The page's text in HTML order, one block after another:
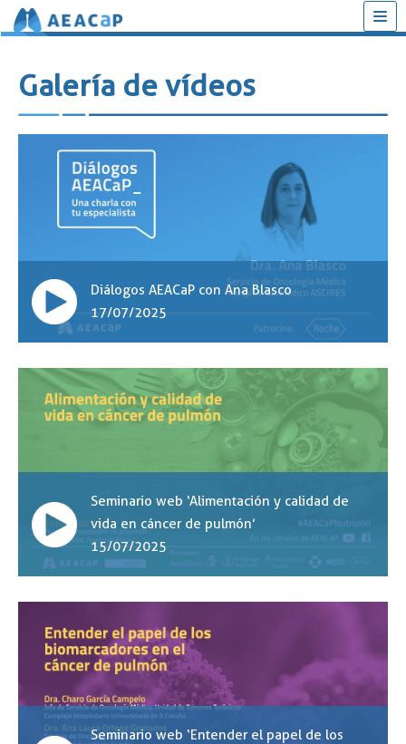
al
contenido
Galería de vídeos
Diálogos AEACaP con Ana Blasco
17/07/2025
Seminario web ‘Alimentación y calidad de
vida en cáncer de pulmón’
15/07/2025
Seminario web ‘Entender el papel de los